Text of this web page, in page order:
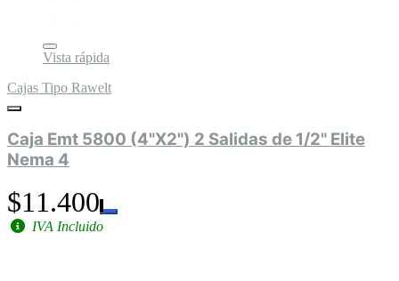
Vista rápida
Cajas Tipo Rawelt
Caja Emt 5800 (4"X2") 2 Salidas de 1/2" Elite
Nema 4
$11.400
IVA Incluido